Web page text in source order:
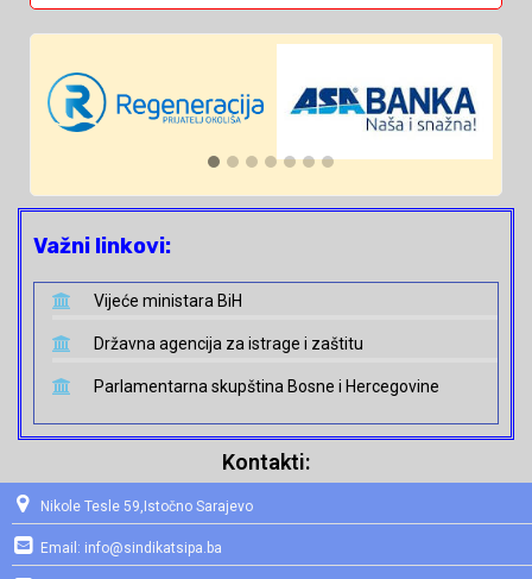
Važni linkovi:
Vijeće ministara BiH
Državna agencija za istrage i zaštitu
Parlamentarna skupština Bosne i Hercegovine
Kontakti:
Nikole Tesle 59,Istočno Sarajevo
Email: info@sindikatsipa.ba